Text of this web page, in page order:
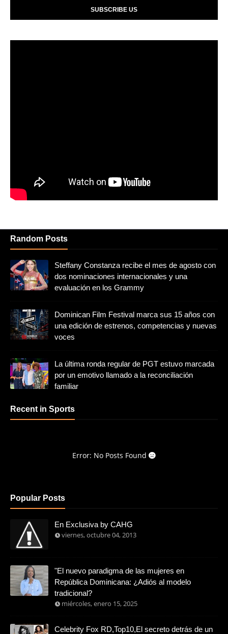
SUBSCRIBE US
Random Posts
Steffany Constanza recibe el mes de agosto con
dos nominaciones internacionales y una
evaluación en los Grammy
Dominican Film Festival marca sus 15 años con
una edición de estrenos, competencias y nuevas
voces
La última ronda regular de PGT estuvo marcada
por un emotivo llamado a la reconciliación
familiar
Recent in Sports
Error: No Posts Found
Popular Posts
En Exclusiva by CAHG
viernes, octubre 04, 2013
"El nuevo paradigma de las mujeres en
República Dominicana: ¿Adiós al modelo
tradicional?
miércoles, enero 15, 2025
Celebrity Fox RD,Top10,El secreto detrás de un